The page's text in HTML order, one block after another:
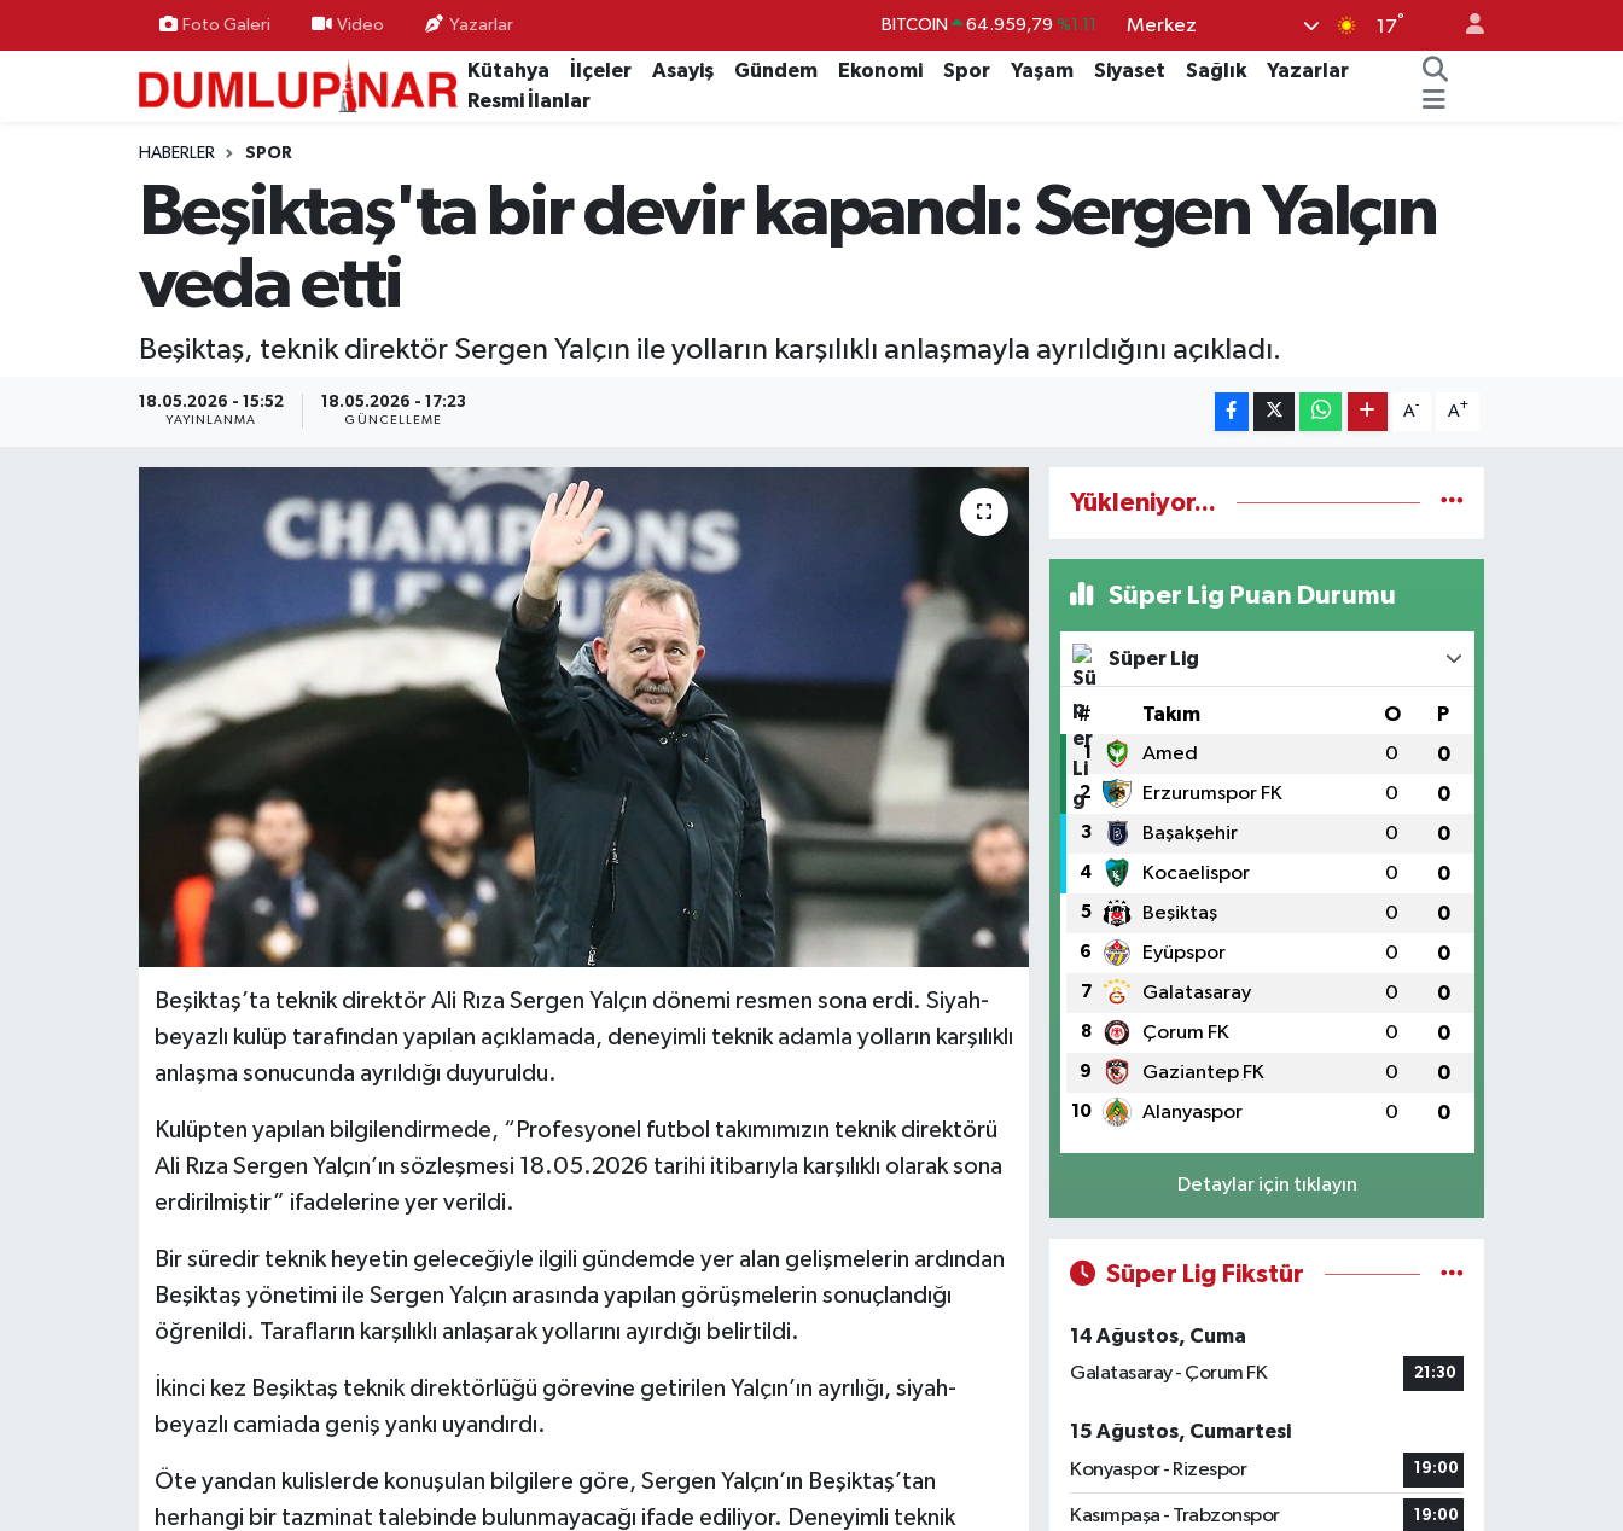
Foto Galeri Video Yazarlar BITCOIN 64.959,79 %1.11
DOLAR 47,7436 %0.18
GRAM ALTIN 6660.55 %0.03
Merkez 17°
Kütahya İlçeler Asayiş Gündem Ekonomi Spor Yaşam Siyaset Sağlık
Yazarlar
Resmi İlanlar
HABERLER SPOR
Beşiktaş'ta bir devir kapandı: Sergen Yalçın
veda etti
Beşiktaş, teknik direktör Sergen Yalçın ile yolların karşılıklı anlaşmayla ayrıldığını açıkladı.
18.05.2026 - 15:52
YAYINLANMA
18.05.2026 - 17:23
GÜNCELLEME
A- A+
Beşiktaş’ta teknik direktör Ali Rıza Sergen Yalçın dönemi resmen sona erdi. Siyah-
beyazlı kulüp tarafından yapılan açıklamada, deneyimli teknik adamla yolların karşılıklı
anlaşma sonucunda ayrıldığı duyuruldu.
Kulüpten yapılan bilgilendirmede, “Profesyonel futbol takımımızın teknik direktörü
Ali Rıza Sergen Yalçın’ın sözleşmesi 18.05.2026 tarihi itibarıyla karşılıklı olarak sona
erdirilmiştir” ifadelerine yer verildi.
Bir süredir teknik heyetin geleceğiyle ilgili gündemde yer alan gelişmelerin ardından
Beşiktaş yönetimi ile Sergen Yalçın arasında yapılan görüşmelerin sonuçlandığı
öğrenildi. Tarafların karşılıklı anlaşarak yollarını ayırdığı belirtildi.
İkinci kez Beşiktaş teknik direktörlüğü görevine getirilen Yalçın’ın ayrılığı, siyah-
beyazlı camiada geniş yankı uyandırdı.
Öte yandan kulislerde konuşulan bilgilere göre, Sergen Yalçın’ın Beşiktaş’tan
herhangi bir tazminat talebinde bulunmayacağı ifade ediliyor. Deneyimli teknik
Yükleniyor...
Süper Lig Puan Durumu
Süper Lig
# Takım O P
1 Amed 0 0
2 Erzurumspor FK 0 0
3 Başakşehir 0 0
4 Kocaelispor 0 0
5 Beşiktaş 0 0
6 Eyüpspor 0 0
7 Galatasaray 0 0
8 Çorum FK 0 0
9 Gaziantep FK 0 0
10 Alanyaspor 0 0
Detaylar için tıklayın
Süper Lig Fikstür
14 Ağustos, Cuma
Galatasaray - Çorum FK
21:30
15 Ağustos, Cumartesi
Konyaspor - Rizespor
19:00
Kasımpaşa - Trabzonspor 19:00
Ekonomi
Eleman
Haber İlanlar
Kültür-Sanat
Magazin
Vefat Haberleri
Kütahya Hava Durumu
Kütahya Trafik Yoğunluk Haritası
Süper Lig Puan Durumu ve Fikstür
Tüm Manşetler
Son Dakika Haberleri
Haber Arşivi